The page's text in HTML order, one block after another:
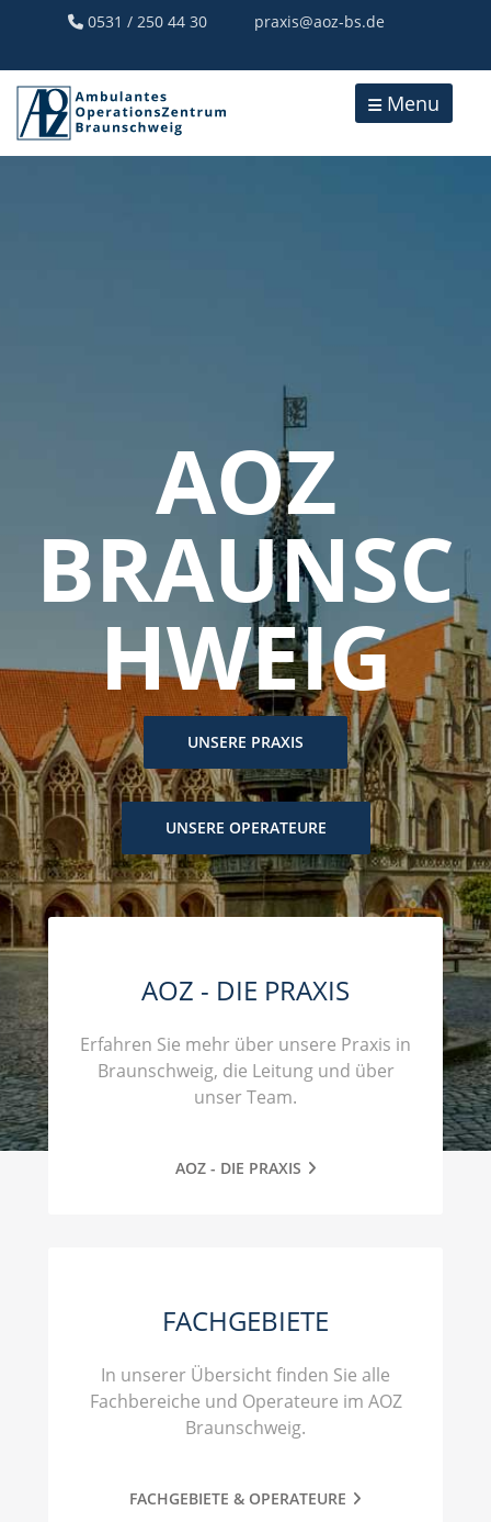
0531 / 250 44 30 praxis@aoz-bs.de
Menu
AOZ
BRAUNSC
HWEIG
UNSERE PRAXIS
UNSERE OPERATEURE
AOZ - DIE PRAXIS
Erfahren Sie mehr über unsere Praxis in
Braunschweig, die Leitung und über
unser Team.
AOZ - DIE PRAXIS
FACHGEBIETE
In unserer Übersicht finden Sie alle
Fachbereiche und Operateure im AOZ
Braunschweig.
FACHGEBIETE & OPERATEURE